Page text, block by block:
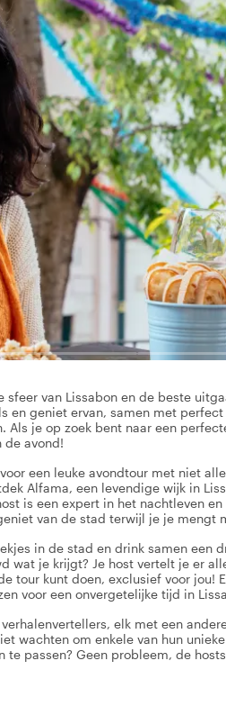
van Lissabon en de beste
en geniet ervan, samen met
Als je op zoek bent naar een
de avond!
een leuke avondtour met niet
Alfama, een levendige wijk in
is een expert in het nachtleven
van de stad terwijl je je mengt
in de stad en drink samen een
wat je krijgt? Je host vertelt je er
tour kunt doen, exclusief voor jou!
voor een onvergetelijke tijd in
elk met een
wachten om enkele van hun
te passen? Geen probleem, de